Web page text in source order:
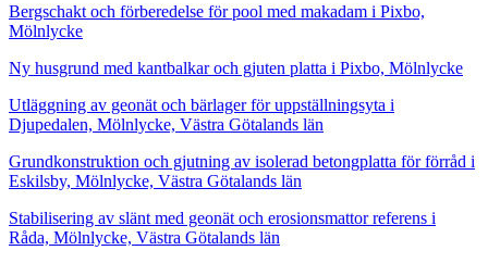
Bergschakt och förberedelse för pool med makadam i Pixbo,
Mölnlycke
Ny husgrund med kantbalkar och gjuten platta i Pixbo, Mölnlycke
Utläggning av geonät och bärlager för uppställningsyta i
Djupedalen, Mölnlycke, Västra Götalands län
Grundkonstruktion och gjutning av isolerad betongplatta för förråd i
Eskilsby, Mölnlycke, Västra Götalands län
Stabilisering av slänt med geonät och erosionsmattor referens i
Råda, Mölnlycke, Västra Götalands län